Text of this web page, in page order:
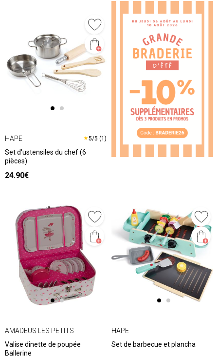
HAPE ★5/5 (1)
Set d'ustensiles du chef (6
pièces)
24.90€
AMADEUS LES PETITS
Valise dînette de poupée
Ballerine
HAPE
Set de barbecue et plancha